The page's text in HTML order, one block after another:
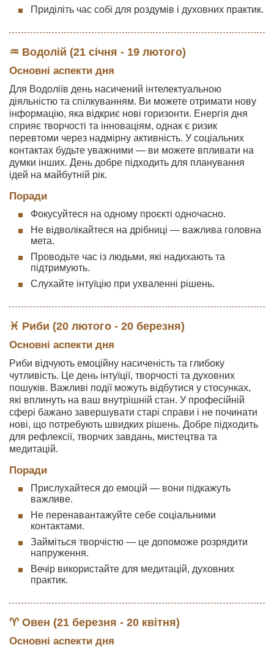
Приділіть час собі для роздумів і духовних практик.
♒ Водолій (21 січня - 19 лютого)
Основні аспекти дня
Для Водоліїв день насичений інтелектуальною
діяльністю та спілкуванням. Ви можете отримати нову
інформацію, яка відкриє нові горизонти. Енергія дня
сприяє творчості та інноваціям, однак є ризик
перевтоми через надмірну активність. У соціальних
контактах будьте уважними — ви можете впливати на
думки інших. День добре підходить для планування
ідей на майбутній рік.
Поради
Фокусуйтеся на одному проєкті одночасно.
Не відволікайтеся на дрібниці — важлива головна
мета.
Проводьте час із людьми, які надихають та
підтримують.
Слухайте інтуїцію при ухваленні рішень.
♓ Риби (20 лютого - 20 березня)
Основні аспекти дня
Риби відчують емоційну насиченість та глибоку
чутливість. Це день інтуїції, творчості та духовних
пошуків. Важливі події можуть відбутися у стосунках,
які вплинуть на ваш внутрішній стан. У професійній
сфері бажано завершувати старі справи і не починати
нові, що потребують швидких рішень. Добре підходить
для рефлексії, творчих завдань, мистецтва та
медитацій.
Поради
Прислухайтеся до емоцій — вони підкажуть
важливе.
Не перенавантажуйте себе соціальними
контактами.
Займіться творчістю — це допоможе розрядити
напруження.
Вечір використайте для медитацій, духовних
практик.
♈ Овен (21 березня - 20 квітня)
Основні аспекти дня